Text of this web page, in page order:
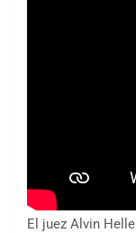
El juez Alvin